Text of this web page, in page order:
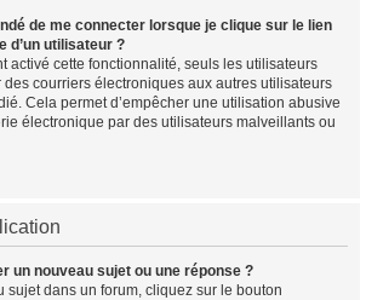
de me connecter lorsque je clique sur le lien
d’un utilisateur ?
activé cette fonctionnalité, seuls les utilisateurs
courriers électroniques aux autres utilisateurs
Cela permet d’empêcher une utilisation abusive
électronique par des utilisateurs malveillants ou
un nouveau sujet ou une réponse ?
sujet dans un forum, cliquez sur le bouton